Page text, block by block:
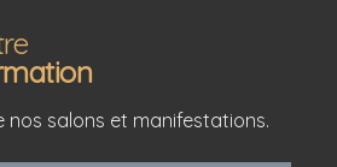
nos salons et manifestations.